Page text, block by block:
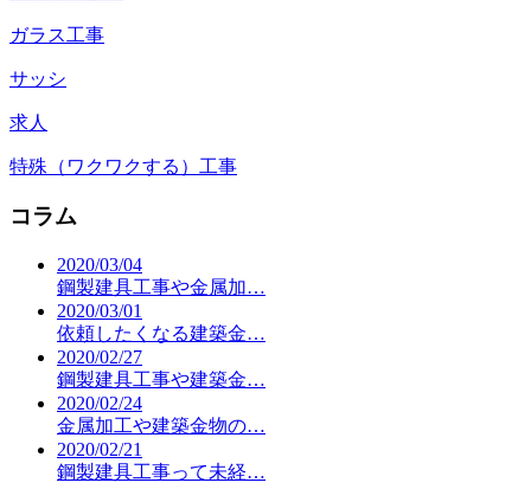
ガラス工事
サッシ
求人
特殊（ワクワクする）工事
コラム
2020/03/04
鋼製建具工事や金属加…
2020/03/01
依頼したくなる建築金…
2020/02/27
鋼製建具工事や建築金…
2020/02/24
金属加工や建築金物の…
2020/02/21
鋼製建具工事って未経…